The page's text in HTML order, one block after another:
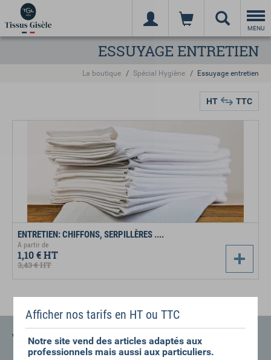
MENU
ESSUYAGE ENTRETIEN
La boutique Spécial Hygiène Essuyage entretien
HT TTC
ENTRETIEN: CHIFFONS, SERPILLÈRES ....
A partir de
1,10 €HT
3,43 €HT
VOS GARANTIES
Afficher nos tarifs en HT ou TTC
Notre site vend des articles adaptés aux
professionnels mais aussi aux particuliers.